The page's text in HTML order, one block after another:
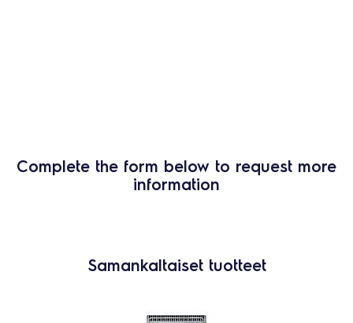
Complete the form below to request more
information
Samankaltaiset tuotteet